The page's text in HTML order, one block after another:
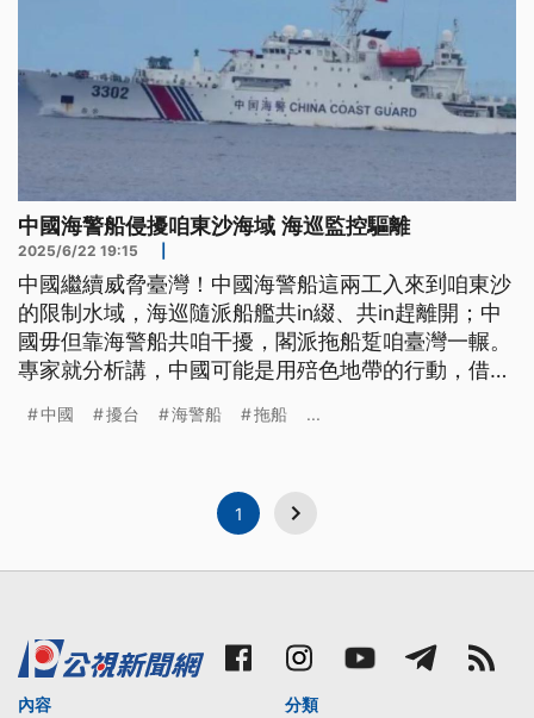
中國海警船侵擾咱東沙海域 海巡監控驅離
2025/6/22 19:15
中國繼續威脅臺灣！中國海警船這兩工入來到咱東沙
的限制水域，海巡隨派船艦共in綴、共in趕離開；中
國毋但靠海警船共咱干擾，閣派拖船踅咱臺灣一輾。
專家就分析講，中國可能是用殕色地帶的行動，借民
中國 擾台 海警船 拖船 ...
1
內容
分類